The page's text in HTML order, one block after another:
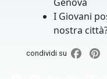
I Giovani
nostra
condividi su